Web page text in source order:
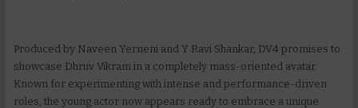
Produced by Naveen Yerneni and Y Ravi Shankar, DV4 promises to
showcase Dhruv Vikram in a completely mass-oriented avatar.
Known for experimenting with intense and performance-driven
roles, the young actor now appears ready to embrace a unique